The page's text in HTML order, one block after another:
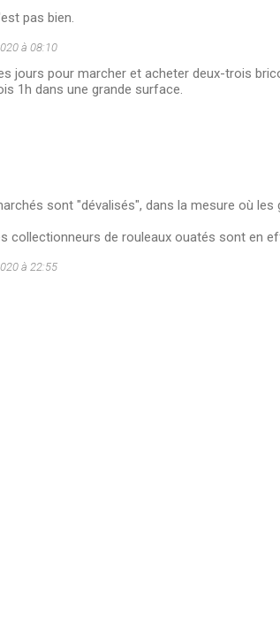
pas bien.
à 08:10
jours pour marcher et acheter deux-trois
1h dans une grande surface.
sont "dévalisés", dans la mesure où les
collectionneurs de rouleaux ouatés sont en
à 22:55